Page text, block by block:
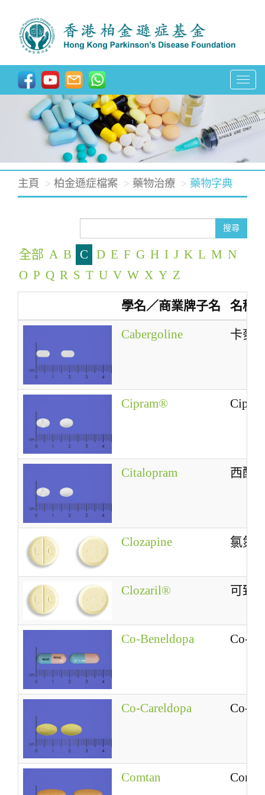
T
g
l
e
t
i
o
主頁 柏金遜症檔案 藥物治療 藥物字典
搜尋
全部 A B C D E F G H I J K L M N
O P Q R S T U V W X Y Z
學名／商業牌子名
名稱
Cabergoline
卡麥
Cipram®
Citalopram 西酞
Clozapine 氯氮
Clozaril® 可致
Co-Beneldopa Co-
Co-Careldopa Co-
Comtan